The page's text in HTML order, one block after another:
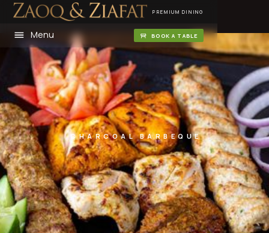
PREMIUM DINING
Menu BOOK A TABLE
CHARCOAL BARBEQUE